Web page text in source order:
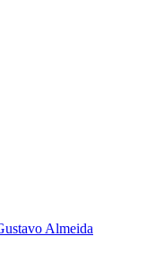
Almeida